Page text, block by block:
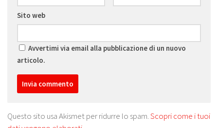
Sito web
Avvertimi via email alla pubblicazione di un nuovo
articolo.
Questo sito usa Akismet per ridurre lo spam.Scopri come i tuoi